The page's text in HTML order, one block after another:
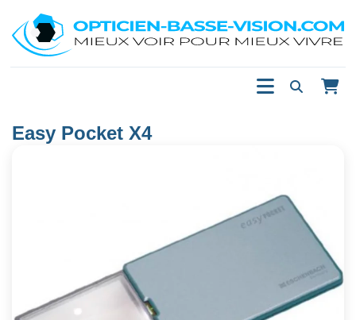
Easy Pocket X4